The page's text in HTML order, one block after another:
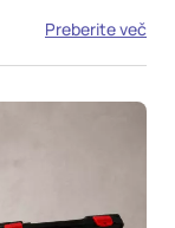
Preberite več